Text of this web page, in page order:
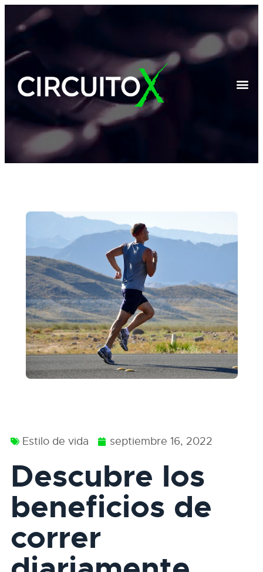
Estilo de vida septiembre 16, 2022
Descubre los
beneficios de
correr